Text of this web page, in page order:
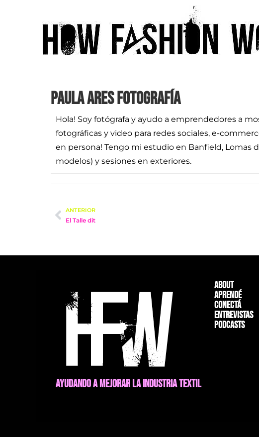
Paula Ares Fotografía
Hola! Soy fotógrafa y ayudo a emprendedores a
fotográficas y video para redes sociales, e-
en persona! Tengo mi estudio en Banfield, Lomas
modelos) y sesiones en exteriores.
ANTERIOR
El Talle dit
AYUDANDO A MEJORAR LA INDUSTRIA TEXTIL
About
Aprendé
Conectá
Entrevistas
Podcasts